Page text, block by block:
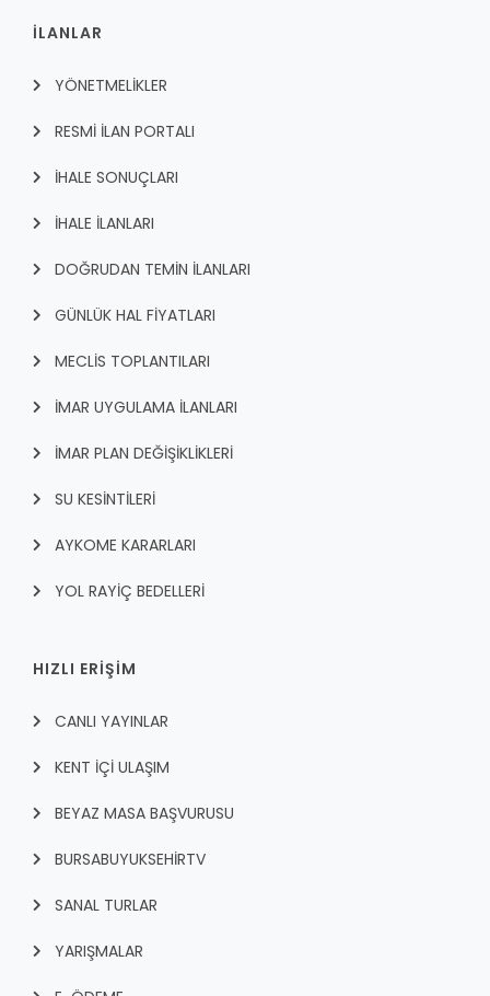
İLANLAR
YÖNETMELİKLER
RESMİ İLAN PORTALI
İHALE SONUÇLARI
İHALE İLANLARI
DOĞRUDAN TEMİN İLANLARI
GÜNLÜK HAL FİYATLARI
MECLİS TOPLANTILARI
İMAR UYGULAMA İLANLARI
İMAR PLAN DEĞİŞİKLİKLERİ
SU KESİNTİLERİ
AYKOME KARARLARI
YOL RAYİÇ BEDELLERİ
HIZLI ERİŞİM
CANLI YAYINLAR
KENT İÇI ULAŞIM
BEYAZ MASA BAŞVURUSU
BURSABUYUKSEHIRTV
SANAL TURLAR
YARIŞMALAR